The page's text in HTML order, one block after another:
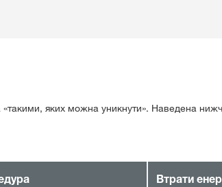
«такими, яких можна уникнути». Наведена
Втрати